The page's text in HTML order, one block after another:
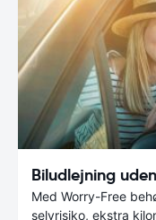
Biludlejning
Med Worry-Free
selvrisiko, ekstra